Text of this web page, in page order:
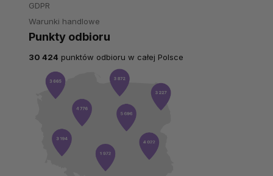
GDPR
Warunki handlowe
Punkty odbioru
30 424 punktów odbioru w całej Polsce